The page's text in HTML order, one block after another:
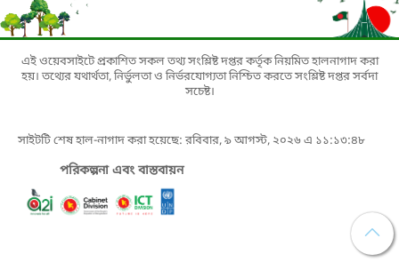
এই ওয়েবসাইটে প্রকাশিত সকল তথ্য সংশ্লিষ্ট দপ্তর কর্তৃক নিয়মিত হালনাগাদ করা
হয়। তথ্যের যথার্থতা, নির্ভুলতা ও নির্ভরযোগ্যতা নিশ্চিত করতে সংশ্লিষ্ট দপ্তর সর্বদা
সচেষ্ট।
সাইটটি শেষ হাল-নাগাদ করা হয়েছে: রবিবার, ৯ আগস্ট, ২০২৬ এ ১১:১৩:৪৮
পরিকল্পনা এবং বাস্তবায়ন